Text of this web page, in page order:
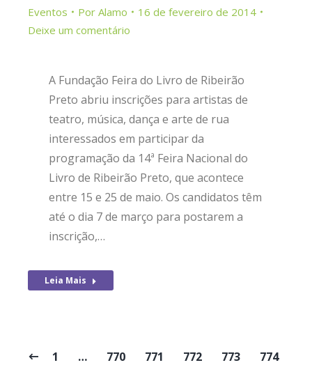
Eventos Por Alamo
16 de fevereiro de 2014
Deixe um comentário
A Fundação Feira do Livro de Ribeirão
Preto abriu inscrições para artistas de
teatro, música, dança e arte de rua
interessados em participar da
programação da 14ª Feira Nacional do
Livro de Ribeirão Preto, que acontece
entre 15 e 25 de maio. Os candidatos têm
até o dia 7 de março para postarem a
inscrição,…
Leia Mais
1 … 770 771 772 773
774